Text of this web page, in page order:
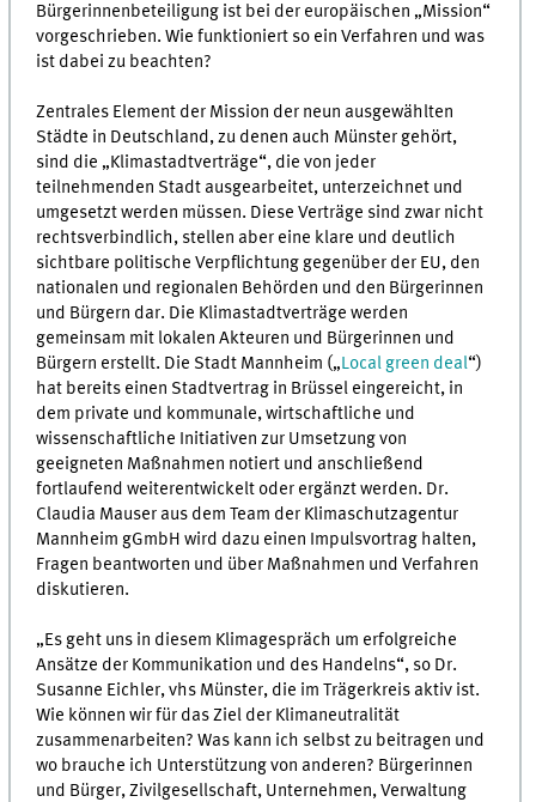
Bürgerinnenbeteiligung ist bei der europäischen „Mission“
vorgeschrieben. Wie funktioniert so ein Verfahren und was
ist dabei zu beachten?
Zentrales Element der Mission der neun ausgewählten
Städte in Deutschland, zu denen auch Münster gehört,
sind die „Klimastadtverträge“, die von jeder
teilnehmenden Stadt ausgearbeitet, unterzeichnet und
umgesetzt werden müssen. Diese Verträge sind zwar nicht
rechtsverbindlich, stellen aber eine klare und deutlich
sichtbare politische Verpflichtung gegenüber der EU, den
nationalen und regionalen Behörden und den Bürgerinnen
und Bürgern dar. Die Klimastadtverträge werden
gemeinsam mit lokalen Akteuren und Bürgerinnen und
Bürgern erstellt. Die Stadt Mannheim („Local green deal“)
hat bereits einen Stadtvertrag in Brüssel eingereicht, in
dem private und kommunale, wirtschaftliche und
wissenschaftliche Initiativen zur Umsetzung von
geeigneten Maßnahmen notiert und anschließend
fortlaufend weiterentwickelt oder ergänzt werden. Dr.
Claudia Mauser aus dem Team der Klimaschutzagentur
Mannheim gGmbH wird dazu einen Impulsvortrag halten,
Fragen beantworten und über Maßnahmen und Verfahren
diskutieren.
„Es geht uns in diesem Klimagespräch um erfolgreiche
Ansätze der Kommunikation und des Handelns“, so Dr.
Susanne Eichler, vhs Münster, die im Trägerkreis aktiv ist.
Wie können wir für das Ziel der Klimaneutralität
zusammenarbeiten? Was kann ich selbst zu beitragen und
wo brauche ich Unterstützung von anderen? Bürgerinnen
und Bürger, Zivilgesellschaft, Unternehmen, Verwaltung